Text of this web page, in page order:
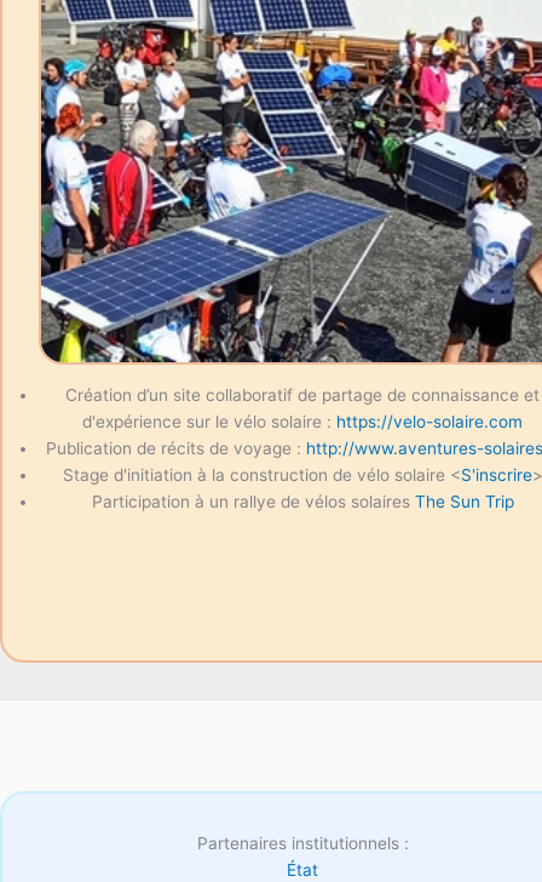
Création d’un site collaboratif de partage de connaissance et
d'expérience sur le vélo solaire : https://velo-solaire.com
Publication de récits de voyage : http://www.aventures-
Stage d'initiation à la construction de vélo solaire <S'inscrire>
Participation à un rallye de vélos solaires The Sun Trip
Partenaires institutionnels :
État